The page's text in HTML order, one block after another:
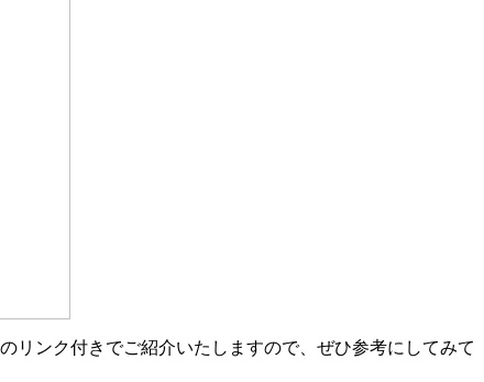
リンク付きでご紹介いたしますので、ぜひ参考にしてみて